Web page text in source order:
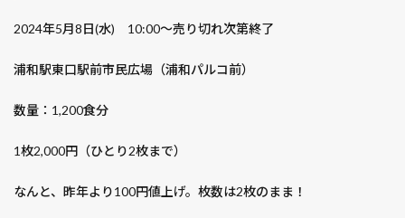
2024年5月8日(水) 10:00～売り切れ次第終了
浦和駅東口駅前市民広場（浦和パルコ前）
数量：1,200食分
1枚2,000円（ひとり2枚まで）
なんと、昨年より100円値上げ。枚数は2枚のまま！